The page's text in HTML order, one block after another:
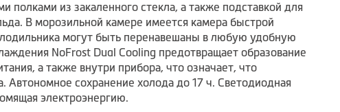
полками из закаленного стекла, а также подставкой для
В морозильной камере имеется камера быстрой
могут быть перенавешаны в любую удобную
NoFrost Dual Cooling предотвращает образование
а также внутри прибора, что означает, что
Автономное сохранение холода до 17 ч. Светодиодная
электроэнергию.